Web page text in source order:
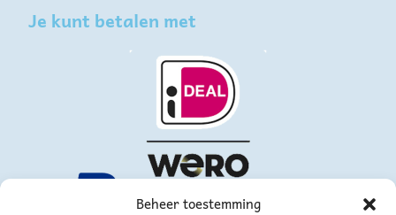
Beheer toestemming
Je kunt betalen met